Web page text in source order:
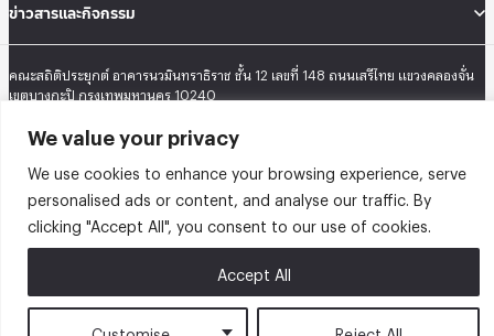
We value your privacy
We use cookies to enhance your browsing experience, serve
personalised ads or content, and analyse our traffic. By
clicking "Accept All", you consent to our use of cookies.
Customise Reject All
Accept All
ข่าวสารและกิจกรรม
คณะสถิติประยุกต์ อาคารนวมินทราธิราช ชั้น 12 เลขที่ 148 ถนนเสรีไทย แขวงคลองจั่น
เขตบางกะปิ กรุงเทพมหานคร 10240
Fax: 02-374-4061
@2026 คณะสถิติประยุกต์ สถาบันบัณฑิตพัฒนบริหารศาสตร์ | Graduate School of
Applied Statistics . All rights reserved.